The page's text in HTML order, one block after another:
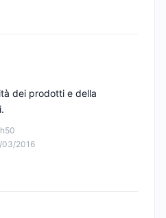
03/2016
dei prodotti e della